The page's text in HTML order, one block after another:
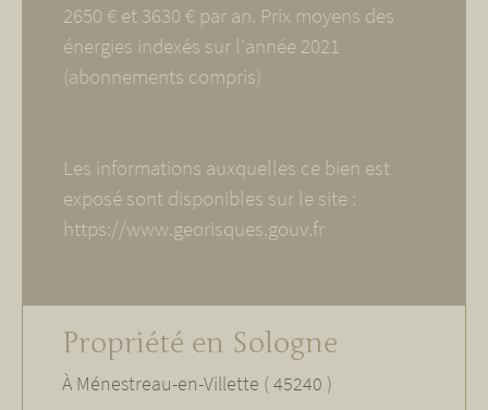
2650 € et 3630 € par an. Prix moyens des
énergies indexés sur l'année 2021
(abonnements compris)
Les informations auxquelles ce bien est
exposé sont disponibles sur le site :
https://www.georisques.gouv.fr
Propriété en Sologne
À Ménestreau-en-Villette ( 45240 )